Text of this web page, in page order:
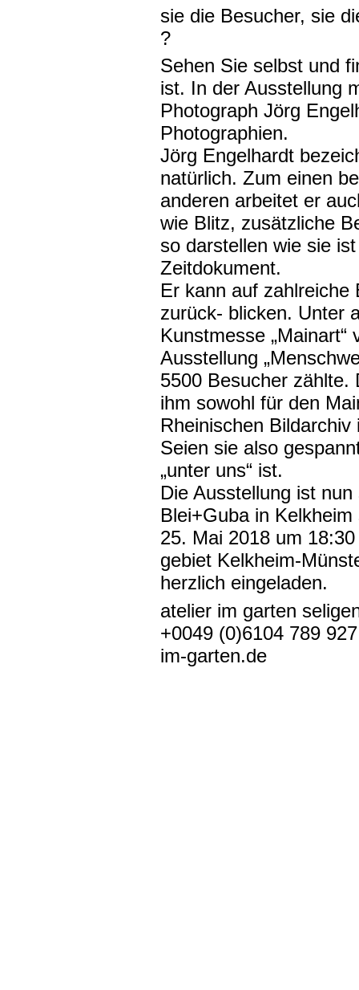
sie die Besucher, sie
?
Sehen Sie selbst und
ist. In der Ausstellung
Photograph Jörg
Photographien.
Jörg Engelhardt
natürlich. Zum einen
anderen arbeitet er
wie Blitz, zusätzliche
so darstellen wie sie
Zeitdokument.
Er kann auf zahlreiche
zurück- blicken. Unter
Kunstmesse
Ausstellung
5500 Besucher zählte.
ihm sowohl für den
Rheinischen
Seien sie also
„unter uns“ ist.
Die Ausstellung ist
Blei+Guba in
25. Mai 2018 um
gebiet Kelkheim-
herzlich eingeladen.
atelier im garten
+0049 (0)6104 789
im-garten.de